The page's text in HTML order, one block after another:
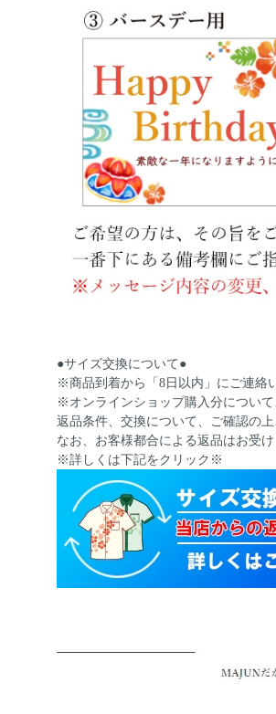
●サイズ交換について●
※商品到着から「8日以内」にご連絡
※オンラインショップ購入分につい
返品条件、交換について、ご確認の
なお、お客様都合による返品はお受
※詳しくは下記をクリック※